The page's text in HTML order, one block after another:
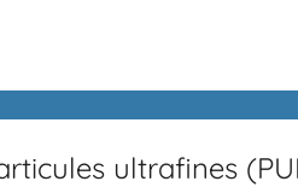
ultrafines